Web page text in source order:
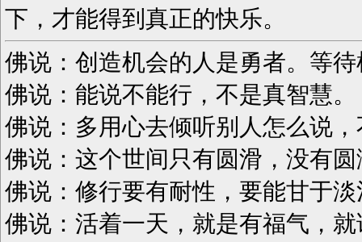
下，才能得到真正的快乐。
佛说：创造机会的人是勇者。等
佛说：能说不能行，不是真智慧。
佛说：多用心去倾听别人怎么说
佛说：这个世间只有圆滑，没有
佛说：修行要有耐性，要能甘于
佛说：活着一天，就是有福气，